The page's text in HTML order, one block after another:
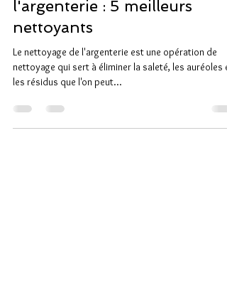
Comment nettoyer
l'argenterie : 5 meilleurs
nettoyants
Le nettoyage de l'argenterie est une opération de
nettoyage qui sert à éliminer la saleté, les auréoles et
les résidus que l'on peut...